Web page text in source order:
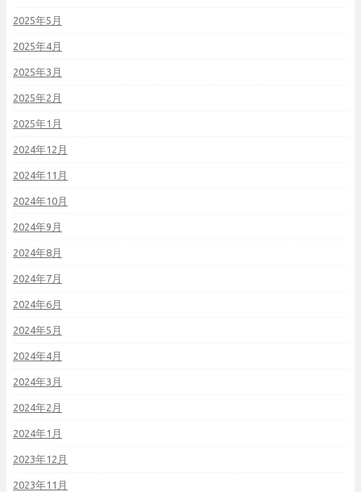
2025年5月
2025年4月
2025年3月
2025年2月
2025年1月
2024年12月
2024年11月
2024年10月
2024年9月
2024年8月
2024年7月
2024年6月
2024年5月
2024年4月
2024年3月
2024年2月
2024年1月
2023年12月
2023年11月